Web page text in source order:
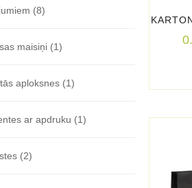
(8)
maisiņi (1)
aploksnes (1)
ar apdruku (1)
(2)